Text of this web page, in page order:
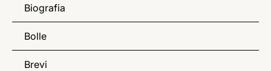
Biografia
Bolle
Brevi